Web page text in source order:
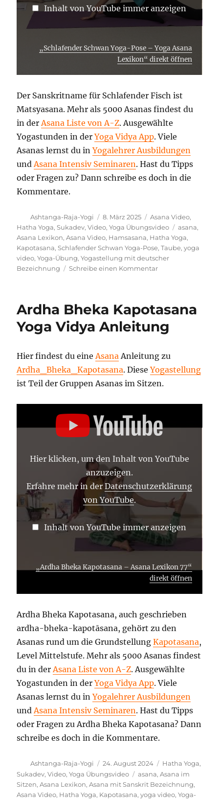
Inhalt von YouTube immer anzeigen
„Schlafender Schwan Yoga-Pose – Yoga Asana
Lexikon“ direkt öffnen
Der Sanskritname für Schlafender Fisch ist
Matsyasana. Mehr als 5000 Asanas findest du
in derAsana Liste von A-Z. Ausgewählte
Yogastunden in derYoga Vidya App. Viele
Asanas lernst du inYogalehrer Ausbildungen
undAsana Intensiv Seminaren. Hast du Tipps
oder Fragen zu? Dann schreibe es doch in die
Kommentare.
Autor
Ashtanga-Raja-Yogi
Veröffentlicht
am
8. März 2025 Kategorien
Asana Video,
Hatha Yoga,Sukadev,Video,Yoga Übungsvideo asana,
Asana Lexikon,Asana Video, Hamsasana, Hatha Yoga,
Kapotasana,Schlafender Schwan Yoga-Pose,Taube,yoga
video,Yoga-Übung,Yogastellung mit deutscher
Bezeichnung
Schreibe einen Kommentarzu
Pose
Haltung
Ardha Bheka Kapotasana
Yoga Vidya Anleitung
Hier findest du eineAsanaAnleitung zu
Ardha_Bheka_Kapotasana. DieseYogastellung
ist Teil der Gruppen Asanas im Sitzen.
KAPOTASANA
–
77“
VONHier klicken, um den Inhalt von YouTube
anzuzeigen.
Erfahre mehr in derDatenschutzerklärung
von YouTube.
Inhalt von YouTube immer anzeigen
„Ardha Bheka Kapotasana – Asana Lexikon 77“
direkt öffnen
Ardha Bheka Kapotasana, auch geschrieben
ardha-bheka-kapotāsana, gehört zu den
Asanas rund um die GrundstellungKapotasana,
Level Mittelstufe. Mehr als 5000 Asanas findest
du in derAsana Liste von A-Z. Ausgewählte
Yogastunden in derYoga Vidya App. Viele
Asanas lernst du inYogalehrer Ausbildungen
undAsana Intensiv Seminaren. Hast du Tipps
oder Fragen zu Ardha Bheka Kapotasana? Dann
schreibe es doch in die Kommentare.
Autor
Ashtanga-Raja-Yogi
Veröffentlicht
am
24. August 2024 Kategorien
Hatha Yoga,
Sukadev,Video,Yoga Übungsvideo Schlagwörter
asana,Asana im
Sitzen,Asana Lexikon,Asana mit Sanskrit Bezeichnung,
Asana Video, Hatha Yoga, Kapotasana,yoga video,Yoga-